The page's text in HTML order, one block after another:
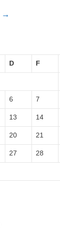
→
D F
6 7
13 14
20 21
27 28